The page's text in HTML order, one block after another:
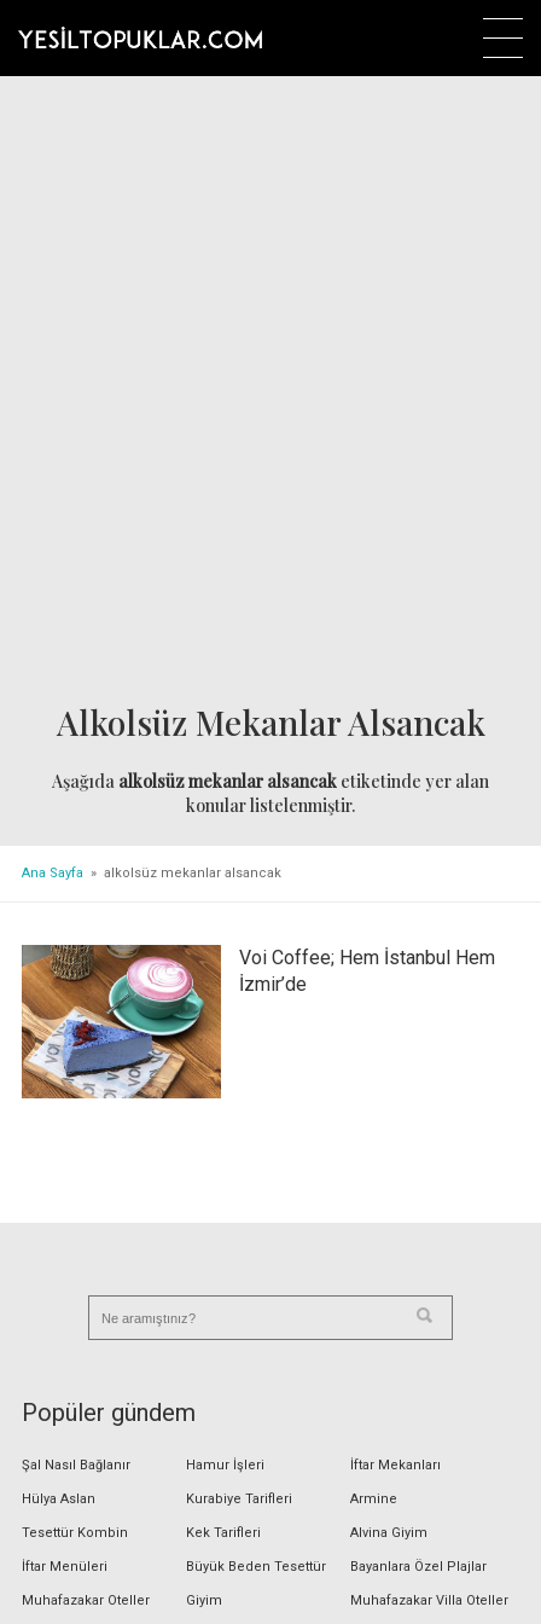
Alkolsüz Mekanlar Alsancak
Aşağıda alkolsüz mekanlar alsancak etiketinde yer alan
konular listelenmiştir.
Ana Sayfa » alkolsüz mekanlar alsancak
Voi Coffee; Hem İstanbul Hem
İzmir’de
Popüler gündem
Şal Nasıl Bağlanır
Hülya Aslan
Tesettür Kombin
İftar Menüleri
Muhafazakar Oteller
Hamur İşleri
Kurabiye Tarifleri
Kek Tarifleri
Büyük Beden Tesettür
Giyim
İftar Mekanları
Armine
Alvina Giyim
Bayanlara Özel Plajlar
Muhafazakar Villa Oteller